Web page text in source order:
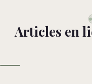
Articles en